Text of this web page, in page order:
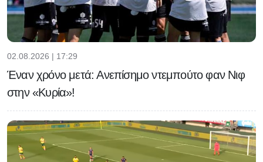
02.08.2026 | 17:29
Έναν χρόνο μετά: Ανεπίσημο ντεμπούτο φαν Νιφ
στην «Κυρία»!